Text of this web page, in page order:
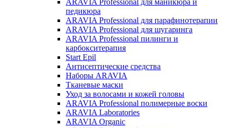
ARAVIA Professional для маникюра и
педикюра
ARAVIA Professional для парафинотерапии
ARAVIA Professional для шугаринга
ARAVIA Professional пилинги и
карбокситерапия
Start Epil
Антисептические средства
Наборы ARAVIA
Тканевые маски
Уход за волосами и кожей головы
ARAVIA Professional полимерные воски
ARAVIA Laboratories
ARAVIA Organic